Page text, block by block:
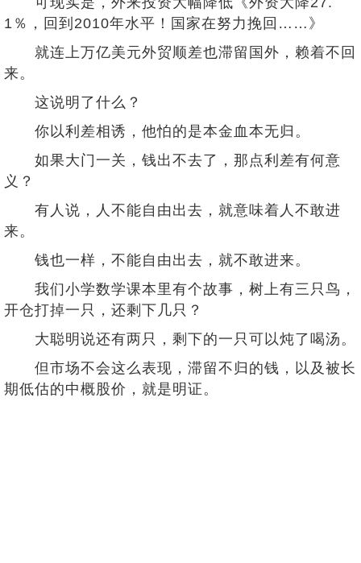
1％，回到2010年水平！国家在努力挽回……》
就连上万亿美元外贸顺差也滞留国外，赖着不回
来。
这说明了什么？
你以利差相诱，他怕的是本金血本无归。
如果大门一关，钱出不去了，那点利差有何意
义？
有人说，人不能自由出去，就意味着人不敢进
来。
钱也一样，不能自由出去，就不敢进来。
我们小学数学课本里有个故事，树上有三只鸟，
开仓打掉一只，还剩下几只？
大聪明说还有两只，剩下的一只可以炖了喝汤。
但市场不会这么表现，滞留不归的钱，以及被长
期低估的中概股价，就是明证。